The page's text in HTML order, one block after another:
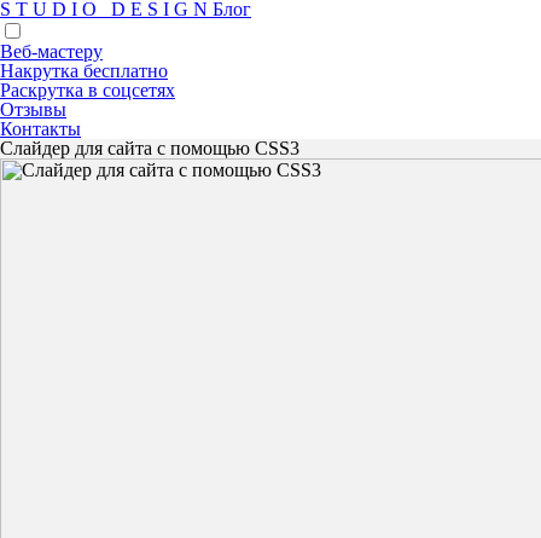
S T U D I O D E S I G N Блог
Веб-мастеру
Накрутка бесплатно
Раскрутка в соцсетях
Отзывы
Контакты
Слайдер для сайта с помощью CSS3